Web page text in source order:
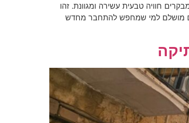
חוויה טבעית עשירה ומגוונת. זהו
מושלם למי שמחפש להתחבר מחדש